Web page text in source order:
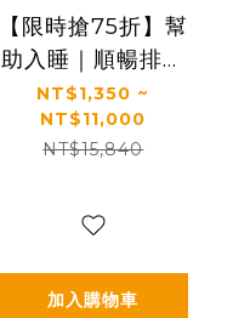
【限時搶75折】幫
助入睡｜順暢排便
｜正品保證｜【太
陽星】全效克菲爾
益生菌(3g*30包/
NT$1,350 ~
NT$11,000
NT$15,840
加入購物車